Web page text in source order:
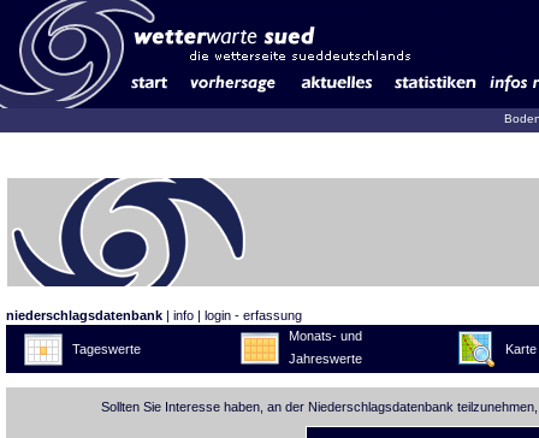
niederschlagsdatenbank | info | login - erfassung
Tageswerte
Monats- und
Jahreswerte
Karte
Sollten Sie Interesse haben, an der Niederschlagsdatenbank